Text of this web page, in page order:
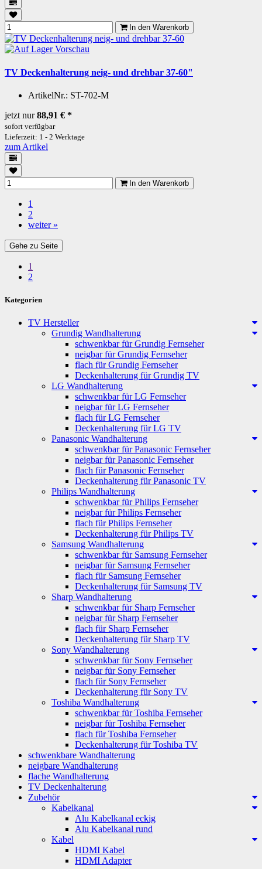
In den Warenkorb
Vorschau
TV Deckenhalterung neig- und drehbar 37-60"
ArtikelNr.: ST-702-M
jetzt nur88,91 € *
sofort verfügbar
Lieferzeit: 1 - 2 Werktage
zum Artikel
In den Warenkorb
1
2
weiter »
Gehe zu Seite
1
2
Kategorien
TV Hersteller
Grundig Wandhalterung
schwenkbar für Grundig Fernseher
neigbar für Grundig Fernseher
flach für Grundig Fernseher
Deckenhalterung für Grundig TV
LG Wandhalterung
schwenkbar für LG Fernseher
neigbar für LG Fernseher
flach für LG Fernseher
Deckenhalterung für LG TV
Panasonic Wandhalterung
schwenkbar für Panasonic Fernseher
neigbar für Panasonic Fernseher
flach für Panasonic Fernseher
Deckenhalterung für Panasonic TV
Philips Wandhalterung
schwenkbar für Philips Fernseher
neigbar für Philips Fernseher
flach für Philips Fernseher
Deckenhalterung für Philips TV
Samsung Wandhalterung
schwenkbar für Samsung Fernseher
neigbar für Samsung Fernseher
flach für Samsung Fernseher
Deckenhalterung für Samsung TV
Sharp Wandhalterung
schwenkbar für Sharp Fernseher
neigbar für Sharp Fernseher
flach für Sharp Fernseher
Deckenhalterung für Sharp TV
Sony Wandhalterung
schwenkbar für Sony Fernseher
neigbar für Sony Fernseher
flach für Sony Fernseher
Deckenhalterung für Sony TV
Toshiba Wandhalterung
schwenkbar für Toshiba Fernseher
neigbar für Toshiba Fernseher
flach für Toshiba Fernseher
Deckenhalterung für Toshiba TV
schwenkbare Wandhalterung
neigbare Wandhalterung
flache Wandhalterung
TV Deckenhalterung
Zubehör
Kabelkanal
Alu Kabelkanal eckig
Alu Kabelkanal rund
Kabel
HDMI Kabel
HDMI Adapter